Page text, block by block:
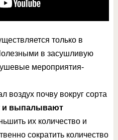
только в
в засушливую
мероприятия-
воздух почву вокруг сорта
и выпалывают
их количество и
сократить количество